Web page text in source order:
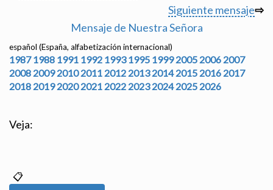
Siguiente mensaje⇨
Mensaje de Nuestra Señora
español (España, alfabetización internacional)
1987 1988 1991 1992 1993 1995 1999 2005 2006 2007
2008 2009 2010 2011 2012 2013 2014 2015 2016 2017
2018 2019 2020 2021 2022 2023 2024 2025 2026
Veja: